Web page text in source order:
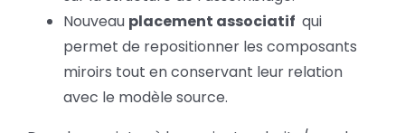
Nouveau placement associatif qui
permet de repositionner les composants
miroirs tout en conservant leur relation
avec le modèle source.